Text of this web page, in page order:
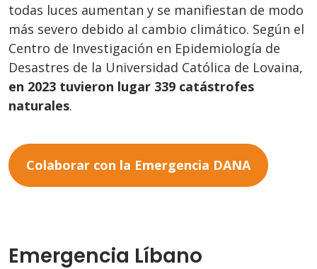
todas luces aumentan y se manifiestan de modo
más severo debido al cambio climático. Según el
Centro de Investigación en Epidemiología de
Desastres de la Universidad Católica de Lovaina,
en 2023 tuvieron lugar 339 catástrofes
naturales.
Colaborar con la Emergencia DANA
Emergencia Líbano